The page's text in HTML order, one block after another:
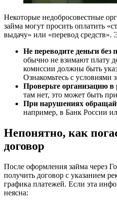
Некоторые недобросовестные
займа могут просить оплатить
выдачу» или «перевод средств».
Не переводите деньги без
обычно не взимают плату
комиссии должны быть
Ознакомьтесь с условиями
Проверьте организацию в
там нет, это может быть
При нарушениях
например, в Банк России
Непонятно, как
договор
После оформления займа через
получить договор с указанием
графика платежей. Если эта
неясна: